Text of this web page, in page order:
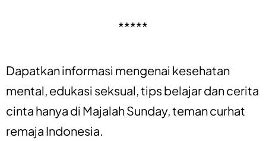
*****
Dapatkan informasi mengenai kesehatan
mental, edukasi seksual,tips belajardancerita
cinta hanya di Majalah Sunday, teman curhat
remaja Indonesia.